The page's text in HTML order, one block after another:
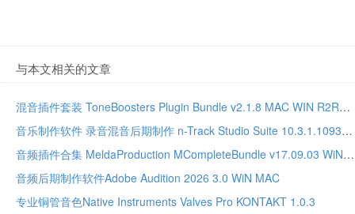
与本文相关的文章
混音插件套装 ToneBoosters Plugin Bundle v2.1.8 MAC WIN R2R版本
音乐制作软件 录音混音后期制作 n-Track Studio Suite 10.3.1.10935 WIN MAC
音频插件合集 MeldaProduction MCompleteBundle v17.09.03 WiN MAC
音频后期制作软件Adobe Audition 2026 3.0 WiN MAC
专业铜管音色Native Instruments Valves Pro KONTAKT 1.0.3